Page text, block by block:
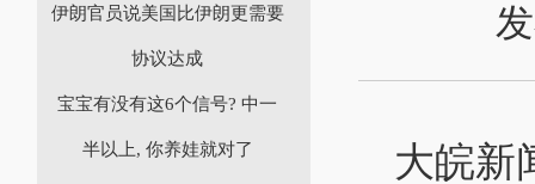
伊朗官员说美国比伊朗更需要
协议达成
宝宝有没有这6个信号? 中一
半以上, 你养娃就对了
大皖新